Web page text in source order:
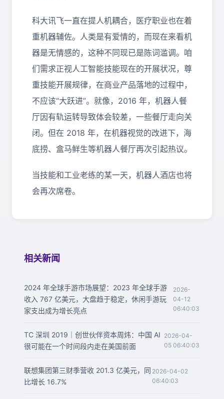
科大讯飞一直在提人机耦合，医疗职业也在着
重机器辅佐。人类是有爱情的，而现在来看机
器是无情感的，这种不同现已是陈词滥调。咱
们需求正视人工智能技能现在的开展状况，尊
重技能开展规律，在商业产品落地的过程中，
不应该“大跃进”。就像，2016 年，机器人餐
厅因有轨运转导致体会较差，一些餐厅走向关
闭。但在 2018 年，在机器视觉的改进下，海
底捞、盒马鲜生等机器人餐厅再次引起热议。
当技能和工业老练的某一天，机器人酒店也将
会再次席卷。
相关新闻
2024 年全球手游市场展望：2023 年全球手游
收入 767 亿美元，大盘趋于稳定，休闲手游玩
家支出成为增长亮点
2026-
04-12
06:40:03
TC 深圳 2019｜创世伙伴资本周炜：中国 AI
很可能在一个时间段内走在美国前面
2026-04-
05 06:40:03
联想集团第三财季营收 201.3 亿美元，同
比增长 16.7%
2026-04-02
06:40:03